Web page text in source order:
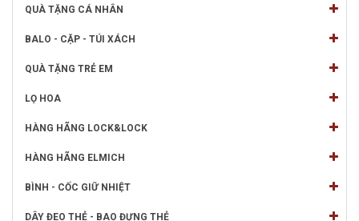
QUÀ TẶNG CÁ NHÂN
BALO - CẶP - TÚI XÁCH
QUÀ TẶNG TRẺ EM
LỌ HOA
HÀNG HÃNG LOCK&LOCK
HÀNG HÃNG ELMICH
BÌNH - CỐC GIỮ NHIỆT
DÂY ĐEO THẺ - BAO ĐỰNG THẺ